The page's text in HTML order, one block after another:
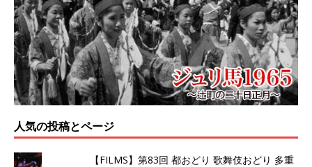
人気の投稿とページ
【FILMS】第83回 都おどり 歌舞伎おどり 多重